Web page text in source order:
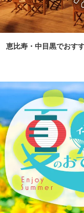
恵比寿・中目黒でおす